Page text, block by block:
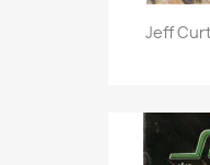
Jeff